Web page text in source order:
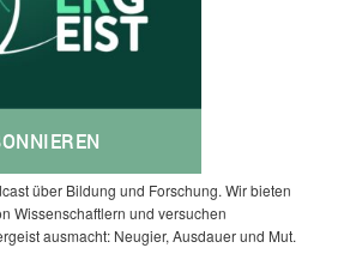
über Bildung und Forschung. Wir bieten
Wissenschaftlern und versuchen
ausmacht: Neugier, Ausdauer und Mut.